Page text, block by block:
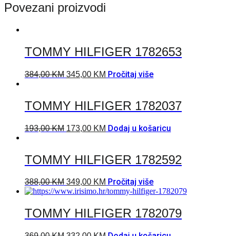
Povezani proizvodi
TOMMY HILFIGER 1782653
384,00KM 345,00 KM Pročitaj više
TOMMY HILFIGER 1782037
193,00KM 173,00 KM Dodaj u košaricu
TOMMY HILFIGER 1782592
388,00KM 349,00 KM Pročitaj više
TOMMY HILFIGER 1782079